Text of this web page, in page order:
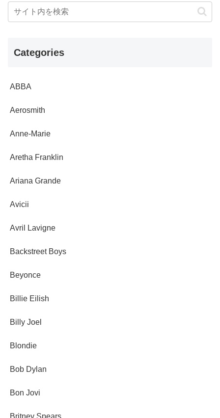
Categories
ABBA
Aerosmith
Anne-Marie
Aretha Franklin
Ariana Grande
Avicii
Avril Lavigne
Backstreet Boys
Beyonce
Billie Eilish
Billy Joel
Blondie
Bob Dylan
Bon Jovi
Britney Spears